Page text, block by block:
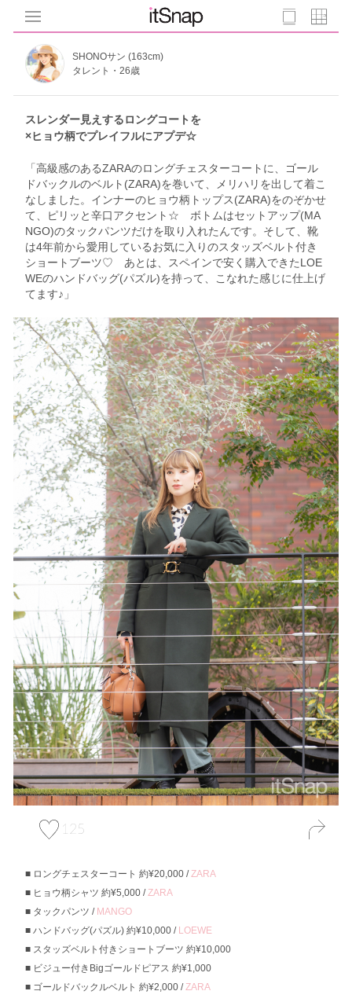
SHONOサン (163cm)
タレント・26歳
スレンダー見えするロングコートを
×ヒョウ柄でプレイフルにアプデ☆
「高級感のあるZARAのロングチェスターコートに、ゴール
ドバックルのベルト(ZARA)を巻いて、メリハリを出して着こ
なしました。インナーのヒョウ柄トップス(ZARA)をのぞかせ
て、ピリッと辛口アクセント☆ ボトムはセットアップ(MA
NGO)のタックパンツだけを取り入れたんです。そして、靴
は4年前から愛用しているお気に入りのスタッズベルト付き
ショートブーツ♡ あとは、スペインで安く購入できたLOE
WEのハンドバッグ(パズル)を持って、こなれた感じに仕上げ
てます♪」
125
ロングチェスターコート 約¥20,000 /ZARA
ヒョウ柄シャツ 約¥5,000 /ZARA
タックパンツ / MANGO
ハンドバッグ(パズル) 約¥10,000 / LOEWE
スタッズベルト付きショートブーツ 約¥10,000
ビジュー付きBigゴールドピアス 約¥1,000
ゴールドバックルベルト 約¥2,000 /ZARA